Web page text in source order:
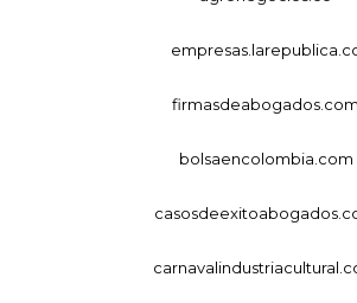
firmasdeabogados.com
bolsaencolombia.com